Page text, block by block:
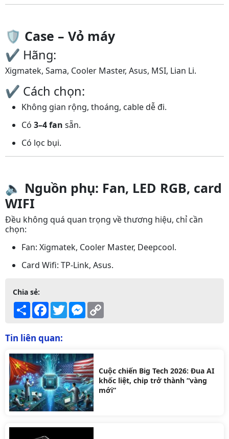
🛡️ Case – Vỏ máy
✔️ Hãng:
Xigmatek, Sama, Cooler Master, Asus, MSI, Lian Li.
✔️ Cách chọn:
Không gian rộng, thoáng, cable dễ đi.
Có 3–4 fan sẵn.
Có lọc bụi.
🔈 Nguồn phụ: Fan, LED RGB, card
WIFI
Đều không quá quan trọng về thương hiệu, chỉ cần
chọn:
Fan: Xigmatek, Cooler Master, Deepcool.
Card Wifi: TP-Link, Asus.
Chia sẻ:
Share Facebook
TwitterMessenger
Tin liên quan:
Cuộc chiến Big Tech 2026: Đua AI
khốc liệt, chip trở thành “vàng
mới”